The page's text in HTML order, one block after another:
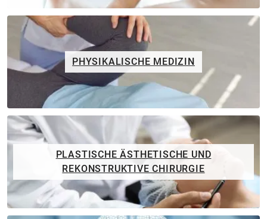
PHYSIKALISCHE MEDIZIN
PLASTISCHE ÄSTHETISCHE UND
REKONSTRUKTIVE CHIRURGIE